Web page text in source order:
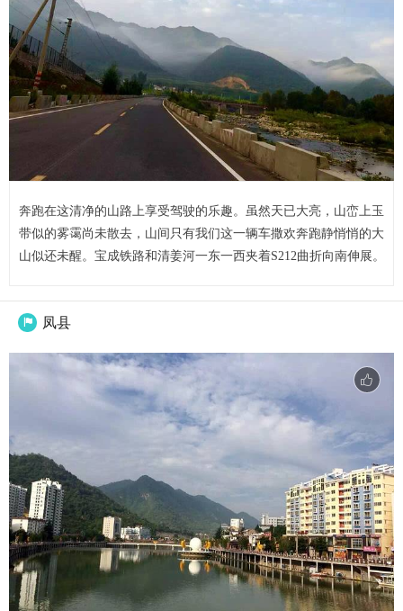
奔跑在这清净的山路上享受驾驶的乐趣。虽然天已大亮，山峦上玉
带似的雾霭尚未散去，山间只有我们这一辆车撒欢奔跑静悄悄的大
山似还未醒。宝成铁路和清姜河一东一西夹着S212曲折向南伸展。
 凤县